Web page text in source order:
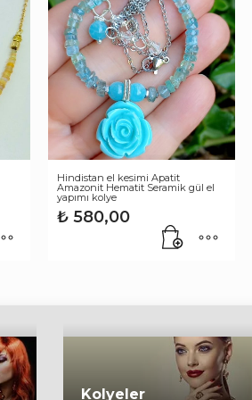
Hindistan el kesimi Apatit
Amazonit Hematit Seramik gül el
yapımı kolye
₺ 580,00
Kolyeler